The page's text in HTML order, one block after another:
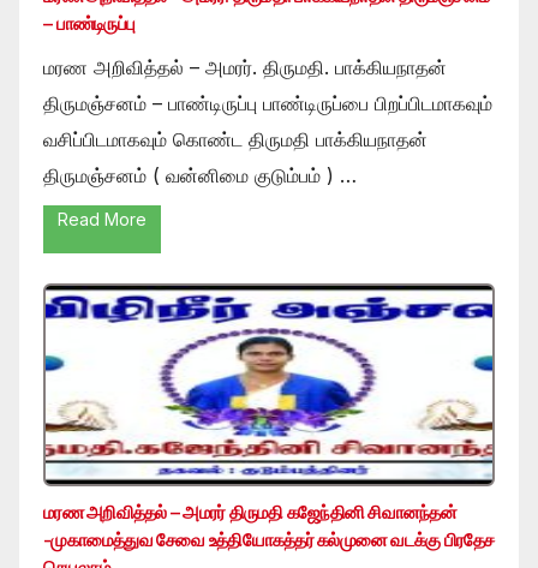
– பாண்டிருப்பு
மரண அறிவித்தல் – அமரர். திருமதி. பாக்கியநாதன்
திருமஞ்சனம் – பாண்டிருப்பு பாண்டிருப்பை பிறப்பிடமாகவும்
வசிப்பிடமாகவும் கொண்ட திருமதி பாக்கியநாதன்
திருமஞ்சனம் ( வன்னிமை குடும்பம் ) …
Read More
மரண அறிவித்தல் – அமரர் திருமதி கஜேந்தினி சிவானந்தன்
-முகாமைத்துவ சேவை உத்தியோகத்தர் கல்முனை வடக்கு பிரதேச